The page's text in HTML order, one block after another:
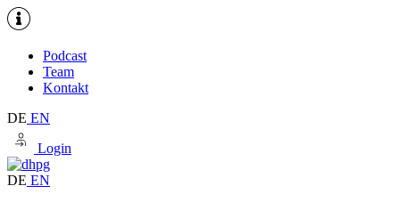
Podcast
Team
Kontakt
DE EN
Login
DE EN